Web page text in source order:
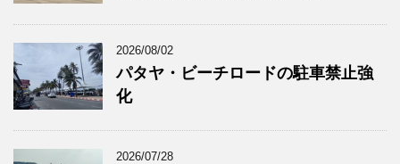
2026/08/02
パタヤ・ビーチロードの駐車禁止強
化
2026/07/28